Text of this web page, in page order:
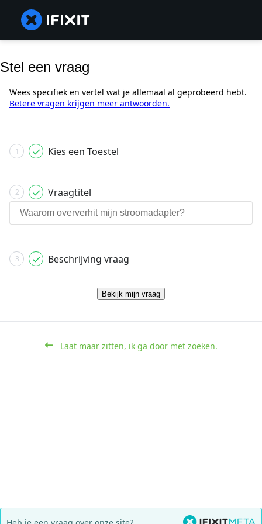
Stel een vraag
Wees specifiek en vertel wat je allemaal al geprobeerd hebt.
Betere vragen krijgen meer antwoorden.
1 Kies een Toestel
2 Vraagtitel
3 Beschrijving vraag
Bekijk mijn vraag
Laat maar zitten, ik ga door met zoeken.